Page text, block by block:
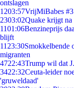
ontslagen
1203:57VrijMiBabes
2303:02Quake krijgt na
1101:06Benzineprijs
blijft
11 23:30Smokkelbende
migranten
4722:43Trump wil dat
3422:32Ceuta-leider
'gruweldaad'